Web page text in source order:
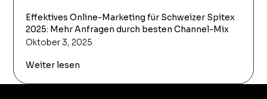
Effektives Online-Marketing für Schweizer Spitex
2025: Mehr Anfragen durch besten Channel-Mix
Oktober 3, 2025
Weiter lesen